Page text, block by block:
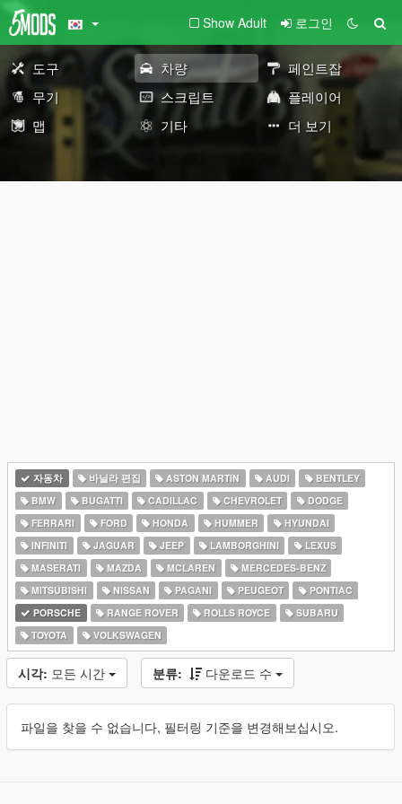
Show Adult 로그인
도구 차량
페인트잡
무기
스크립트
플레이어
맵
기타 더 보기
자동차 바닐라 편집 ASTON MARTIN AUDI
BENTLEY
BMW
BUGATTI CADILLAC CHEVROLET
DODGE
FERRARI
FORD HONDA HUMMER
HYUNDAI
INFINITI
JAGUAR JEEP LAMBORGHINI
LEXUS
MASERATI
MAZDA MCLAREN
MERCEDES-BENZ
MITSUBISHI
NISSAN PAGANI PEUGEOT
PONTIAC
PORSCHE
RANGE ROVER ROLLS ROYCE
SUBARU
TOYOTA
VOLKSWAGEN
시각: 모든 시간 분류: 다운로드 수
파일을 찾을 수 없습니다, 필터링 기준을 변경해보십시오.